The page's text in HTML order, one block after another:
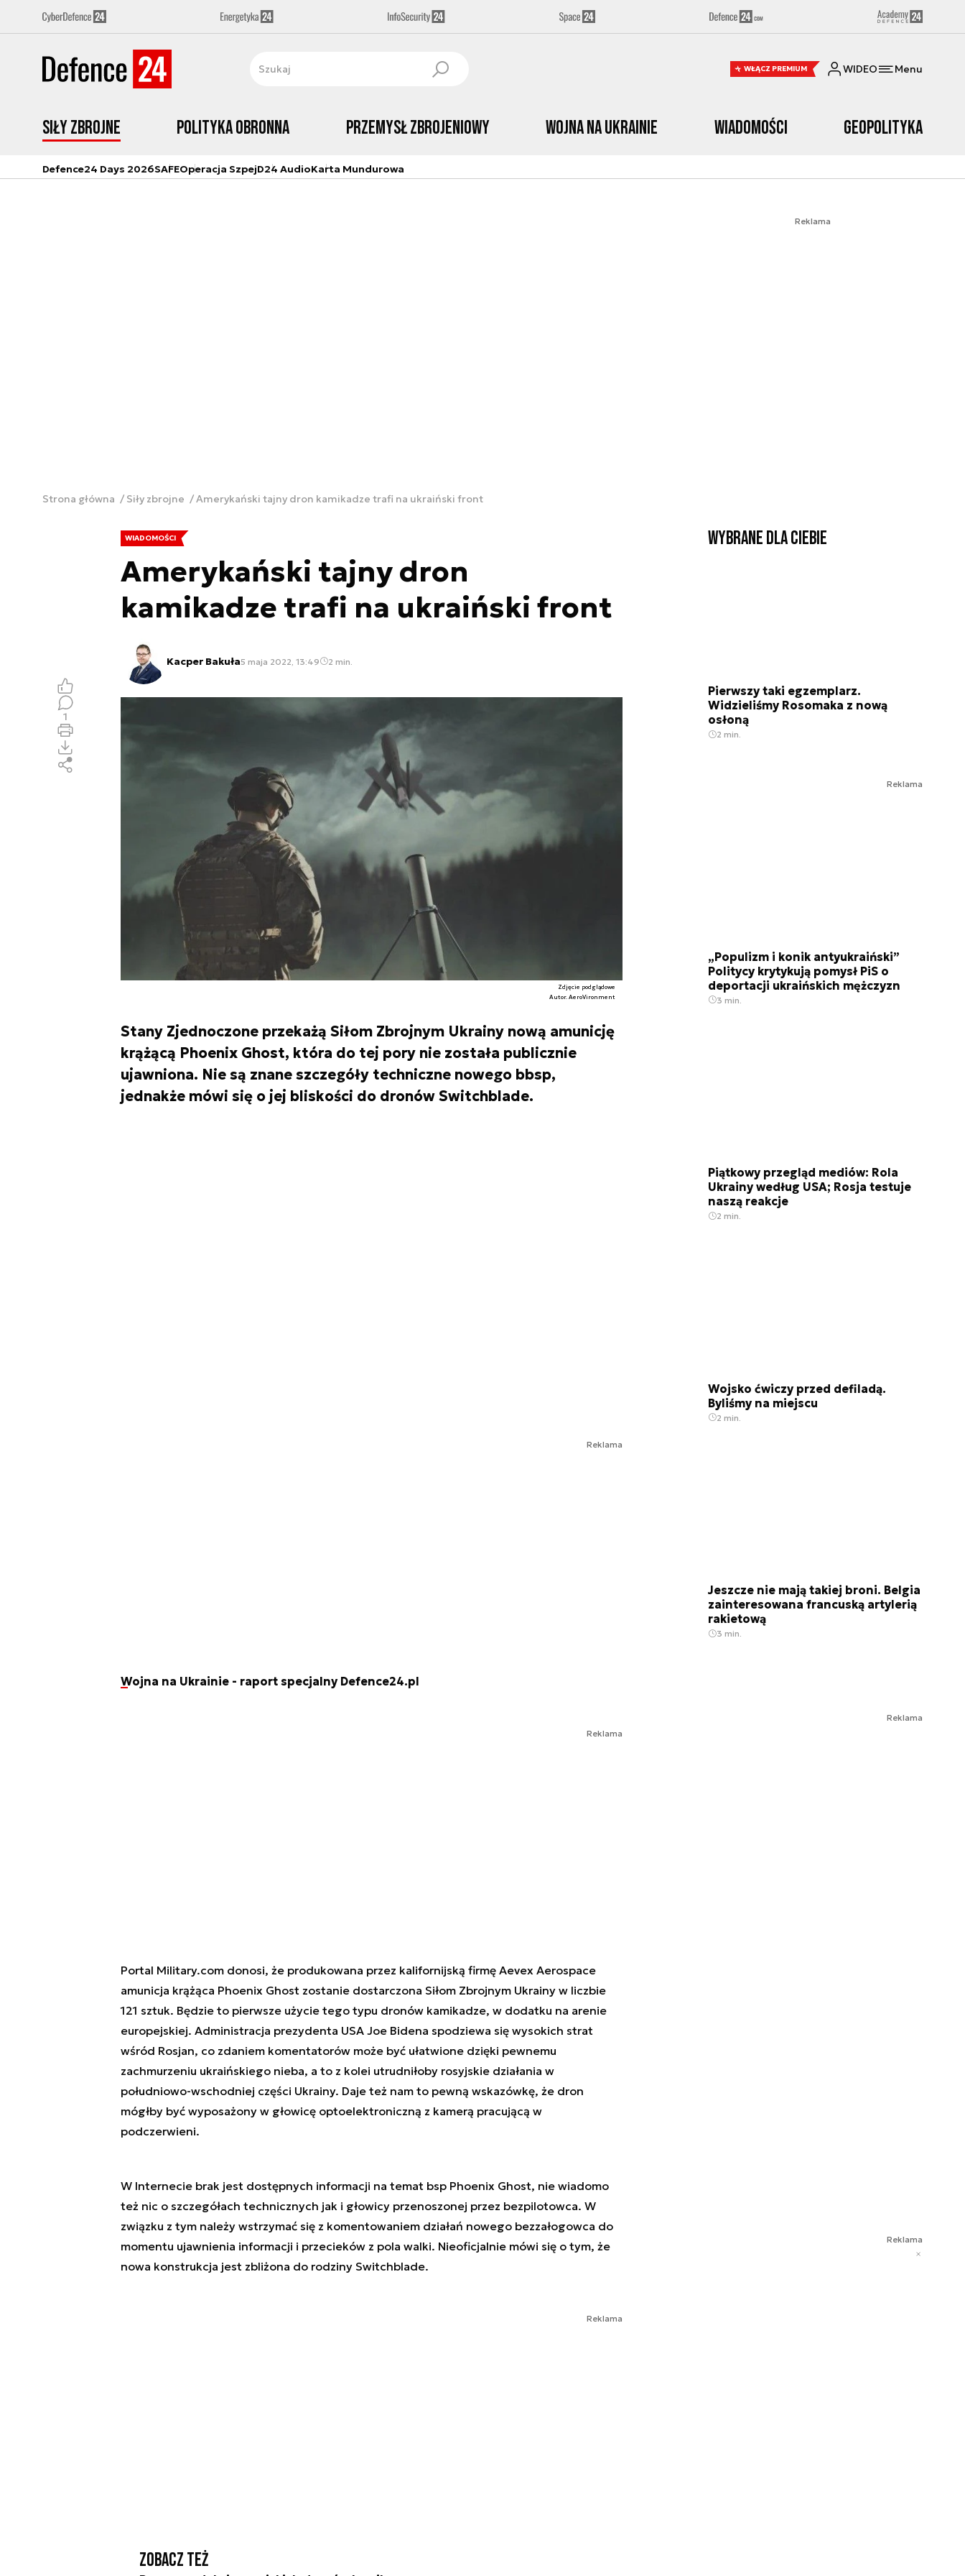
WŁĄCZ PREMIUM WIDEO Menu
Siły zbrojne Polityka obronna Przemysł Zbrojeniowy Wojna na Ukrainie Wiadomości Geopolityka
Defence24 Days 2026SAFEOperacja SzpejD24 AudioKarta Mundurowa
Reklama
Strona główna Siły zbrojne Amerykański tajny dron kamikadze trafi na ukraiński front
WIADOMOŚCI
Amerykański tajny dron
kamikadze trafi na ukraiński front
Kacper Bakuła5 maja 2022, 13:49 2 min.
Zdjęcie podglądowe
Autor. AeroVironment
Stany Zjednoczone przekażą Siłom Zbrojnym Ukrainy nową amunicję
krążącą Phoenix Ghost, która do tej pory nie została publicznie
ujawniona. Nie są znane szczegóły techniczne nowego bbsp,
jednakże mówi się o jej bliskości do dronów Switchblade.
1
Reklama
Wojna na Ukrainie - raport specjalny Defence24.pl
Reklama
Portal Military.com donosi, że produkowana przez kalifornijską firmę Aevex Aerospace
amunicja krążąca Phoenix Ghost zostanie dostarczona Siłom Zbrojnym Ukrainy w liczbie
121 sztuk. Będzie to pierwsze użycie tego typu dronów kamikadze, w dodatku na arenie
europejskiej. Administracja prezydenta USA Joe Bidena spodziewa się wysokich strat
wśród Rosjan, co zdaniem komentatorów może być ułatwione dzięki pewnemu
zachmurzeniu ukraińskiego nieba, a to z kolei utrudniłoby rosyjskie działania w
południowo-wschodniej części Ukrainy. Daje też nam to pewną wskazówkę, że dron
mógłby być wyposażony w głowicę optoelektroniczną z kamerą pracującą w
podczerwieni.
W Internecie brak jest dostępnych informacji na temat bsp Phoenix Ghost, nie wiadomo
też nic o szczegółach technicznych jak i głowicy przenoszonej przez bezpilotowca. W
związku z tym należy wstrzymać się z komentowaniem działań nowego bezzałogowca do
momentu ujawnienia informacji i przecieków z pola walki. Nieoficjalnie mówi się o tym, że
nowa konstrukcja jest zbliżona do rodziny Switchblade.
Reklama
Zobacz też
Wybrane dla Ciebie
Pierwszy taki egzemplarz.
Widzieliśmy Rosomaka z nową
osłoną
2 min.
Reklama
„Populizm i konik antyukraiński”
Politycy krytykują pomysł PiS o
deportacji ukraińskich mężczyzn
3 min.
Piątkowy przegląd mediów: Rola
Ukrainy według USA; Rosja testuje
naszą reakcje
2 min.
Wojsko ćwiczy przed defiladą.
Byliśmy na miejscu
2 min.
Jeszcze nie mają takiej broni. Belgia
zainteresowana francuską artylerią
rakietową
3 min.
Reklama
Reklama